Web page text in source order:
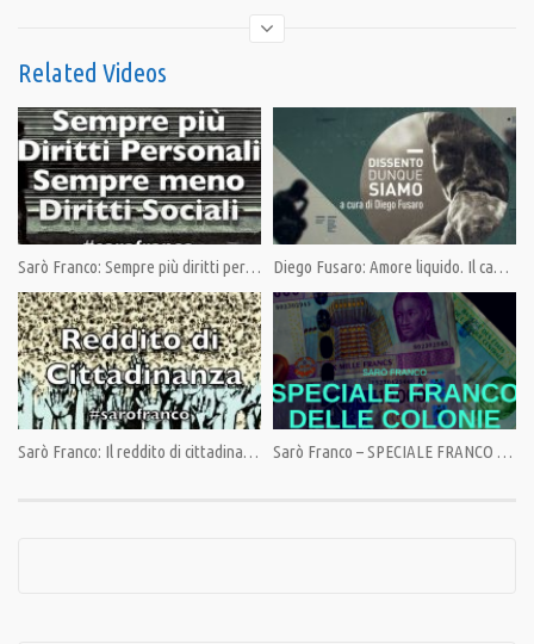
Category:Opinioni,PrimoPiano,Sarò franco di Franco Fracassi
Tags:Famiglia, Franco Fracassi,Natalità,Stato Sociale,Welfare State
Related Videos
Sarò Franco: Sempre più diritti personali, sempre meno diritti sociali. Diego Fusaro: Amore liquido. Il capitale contro la stabilità dei sentimenti e delle relazioni
Sarò Franco: Il reddito di cittadinanza Sarò Franco – SPECIALE FRANCO DELLE COLONIE